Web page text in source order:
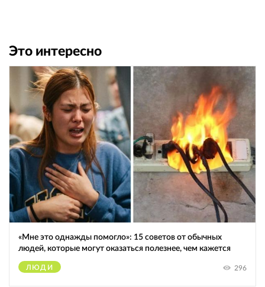
Это интересно
«Мне это однажды помогло»: 15 советов от обычных
людей, которые могут оказаться полезнее, чем кажется
ЛЮДИ 296